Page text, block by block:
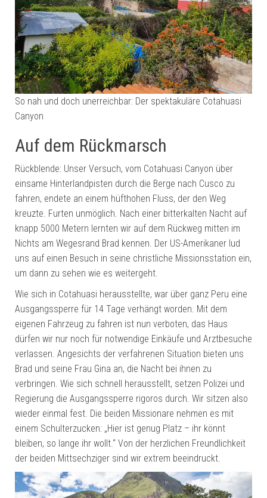
So nah und doch unerreichbar: Der spektakuläre Cotahuasi
Canyon
Auf dem Rückmarsch
Rückblende: Unser Versuch, vom Cotahuasi Canyon über
einsame Hinterlandpisten durch die Berge nach Cusco zu
fahren, endete an einem hüfthohen Fluss, der den Weg
kreuzte. Furten unmöglich. Nach einer bitterkalten Nacht auf
knapp 5000 Metern lernten wir auf dem Rückweg mitten im
Nichts am Wegesrand Brad kennen. Der US-Amerikaner lud
uns auf einen Besuch in seine christliche Missionsstation ein,
um dann zu sehen wie es weitergeht.
Wie sich in Cotahuasi herausstellte, war über ganz Peru eine
Ausgangssperre für 14 Tage verhängt worden. Mit dem
eigenen Fahrzeug zu fahren ist nun verboten, das Haus
dürfen wir nur noch für notwendige Einkäufe und Arztbesuche
verlassen. Angesichts der verfahrenen Situation bieten uns
Brad und seine Frau Gina an, die Nacht bei ihnen zu
verbringen. Wie sich schnell herausstellt, setzen Polizei und
Regierung die Ausgangssperre rigoros durch. Wir sitzen also
wieder einmal fest. Die beiden Missionare nehmen es mit
einem Schulterzucken: „Hier ist genug Platz – ihr könnt
bleiben, so lange ihr wollt.“ Von der herzlichen Freundlichkeit
der beiden Mittsechziger sind wir extrem beeindruckt.